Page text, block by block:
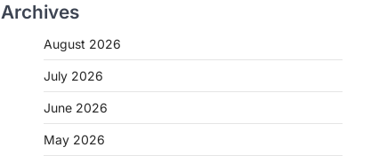
Archives
August 2026
July 2026
June 2026
May 2026